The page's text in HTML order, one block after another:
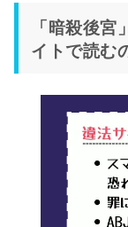
「暗殺後
イトで読む